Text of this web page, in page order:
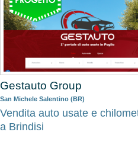
Gestauto Group
San Michele Salentino (BR)
Vendita auto usate e
a Brindisi